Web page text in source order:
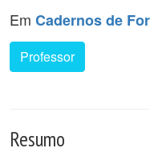
Em Cadernos de
Professor
Resumo